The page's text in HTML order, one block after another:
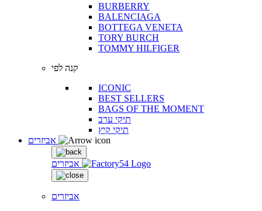
BURBERRY
BALENCIAGA
BOTTEGA VENETA
TORY BURCH
TOMMY HILFIGER
קנה לפי
ICONIC
BEST SELLERS
BAGS OF THE MOMENT
תיקי ערב
תיקי קיץ
אביזרים
אביזרים